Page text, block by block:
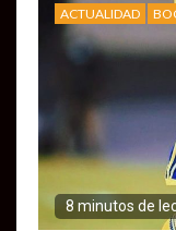
ACTUALIDAD
8 minutos de